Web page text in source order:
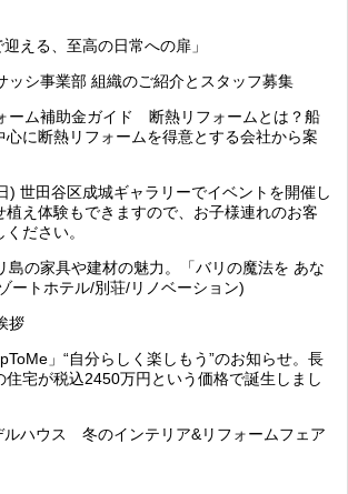
える、至高の日常への扉」
ッシ事業部 組織のご紹介とスタッフ募集
ーム補助金ガイド 断熱リフォームとは？船
心に断熱リフォームを得意とする会社から案
) 世田谷区成城ギャラリーでイベントを開催し
植え体験もできますので、お子様連れのお客
ださい。
島の家具や建材の魅力。「バリの魔法を あな
ートホテル/別荘/リノベーション)
拶
」“自分らしく楽しもう”のお知らせ。長
住宅が税込2450万円という価格で誕生しまし
ルハウス 冬のインテリア&リフォームフェア